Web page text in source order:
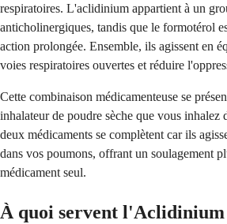
respiratoires. L'aclidinium appartient à un
anticholinergiques, tandis que le formotérol
action prolongée. Ensemble, ils agissent en
voies respiratoires ouvertes et réduire
Cette combinaison médicamenteuse se
inhalateur de poudre sèche que vous inhalez
deux médicaments se complètent car ils
dans vos poumons, offrant un soulagement
médicament seul.
À quoi servent l'Aclidinium